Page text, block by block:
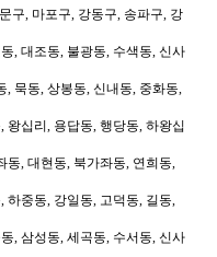
구, 마포구, 강동구, 송파구, 강
, 대조동, 불광동, 수색동, 신사
, 묵동, 상봉동, 신내동, 중화동,
왕십리, 용답동, 행당동, 하왕십
동, 대현동, 북가좌동, 연희동,
하중동, 강일동, 고덕동, 길동,
, 삼성동, 세곡동, 수서동, 신사